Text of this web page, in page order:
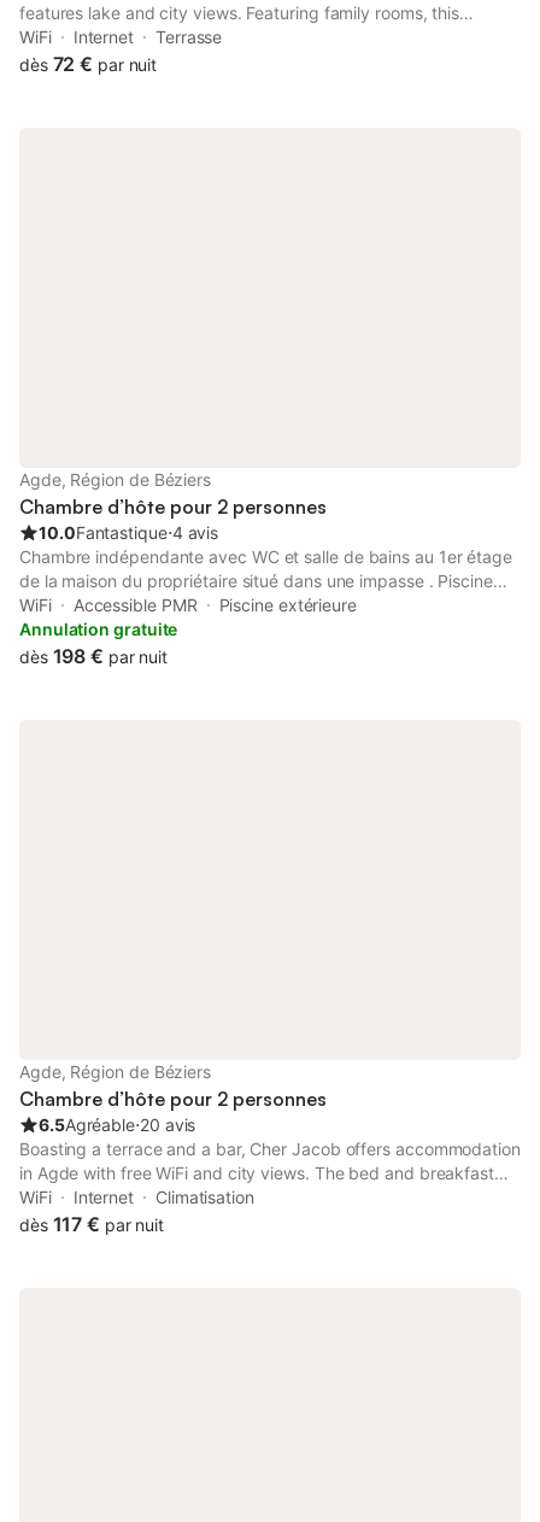
features lake and city views. Featuring family rooms, this
property also provides guests with a terrace. At the bed and
breakfast, all units come with a wardrobe and a flat-screen TV.
WiFi Internet
Terrasse
dès 72 € par nuit
Agde, Région de Béziers
Chambre d’hôte pour 2 personnes
10.0Fantastique⋅4 avis
Chambre indépendante avec WC et salle de bains au 1er étage
de la maison du propriétaire situé dans une impasse . Piscine
privée A proximité ,300m tout commerces. A 2 km plage, centre
du cap d’Agde, camp naturiste. Adhérents Libertic Welcome 1
LIT DE 140 WIFI TV T.N.T MINI frigo TASSIMO parking privatif
WiFi Accessible PMR
Piscine extérieure
Annulation gratuite
dès 198 € par nuit
Agde, Région de Béziers
Chambre d’hôte pour 2 personnes
6.5Agréable⋅20 avis
Boasting a terrace and a bar, Cher Jacob offers accommodation
in Agde with free WiFi and city views. The bed and breakfast
has family rooms. At the bed and breakfast, every unit comes
with a wardrobe.
WiFi Internet
Climatisation
dès 117 € par nuit